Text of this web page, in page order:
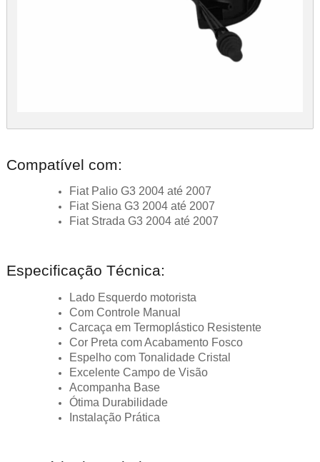
Compatível com:
Fiat Palio G3 2004 até 2007
Fiat Siena G3 2004 até 2007
Fiat Strada G3 2004 até 2007
Especificação Técnica:
Lado Esquerdo motorista
Com Controle Manual
Carcaça em Termoplástico Resistente
Cor Preta com Acabamento Fosco
Espelho com Tonalidade Cristal
Excelente Campo de Visão
Acompanha Base
Ótima Durabilidade
Instalação Prática